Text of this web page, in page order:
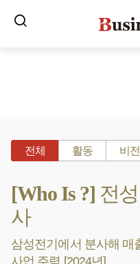
전체 활동 비전
[Who Is ?] 전
사
삼성전기에서 분사해 매
사업 주력 [2024년]